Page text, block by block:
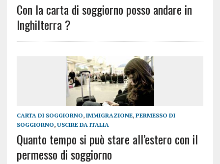
Con la carta di soggiorno posso andare in
Inghilterra ?
CARTA DI SOGGIORNO, IMMIGRAZIONE, PERMESSO DI
SOGGIORNO, USCIRE DA ITALIA
Quanto tempo si può stare all’estero con il
permesso di soggiorno